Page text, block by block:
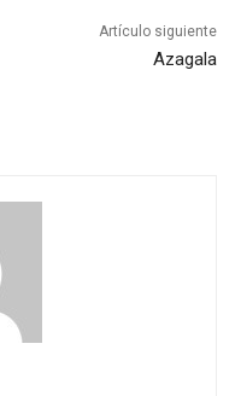
Artículo siguiente
Azagala